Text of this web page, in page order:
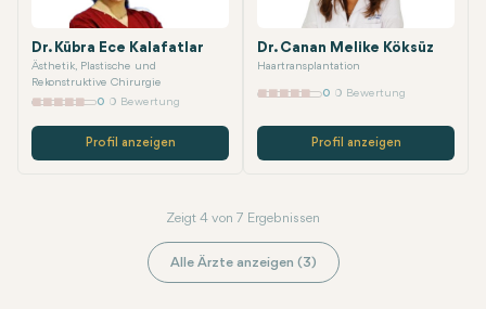
Dr. Kübra Ece Kalafatlar
Ästhetik, Plastische und
Rekonstruktive Chirurgie
0 0 Bewertung
Profil anzeigen
Dr. Canan Melike Köksüz
Haartransplantation
0 0 Bewertung
Profil anzeigen
Zeigt 4 von 7 Ergebnissen
Alle Ärzte anzeigen (3)